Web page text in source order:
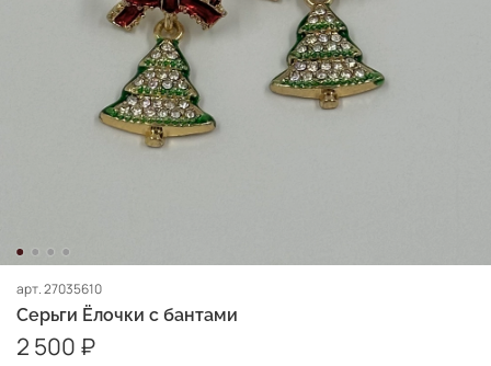
арт.27035610
Серьги Ёлочки с бантами
2 500 ₽